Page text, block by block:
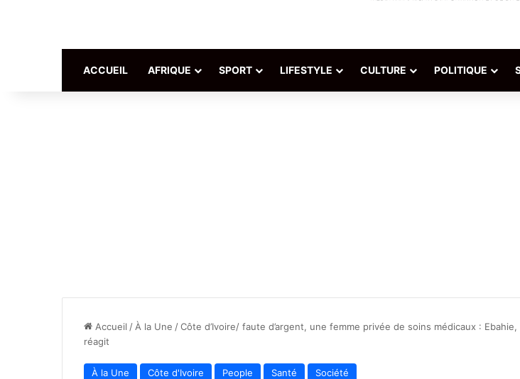
ACCUEIL AFRIQUE SPORT LIFESTYLE CULTURE POLITIQUE
Accueil / À la Une /Côte d’Ivoire/ faute d’argent, une femme privée de soins médicaux : Ebahie,
réagit
À la Une Côte d'Ivoire People Santé Société